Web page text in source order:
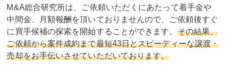
M&A総合研究所は、ご依頼いただくにあたって着手金や
中間金、月額報酬を頂いておりませんので、ご依頼後すぐ
に買手候補の探索を開始することができます。 その結果、
ご依頼から案件成約まで最短43日とスピーディーな譲渡・
売却をお手伝いさせていただいております。